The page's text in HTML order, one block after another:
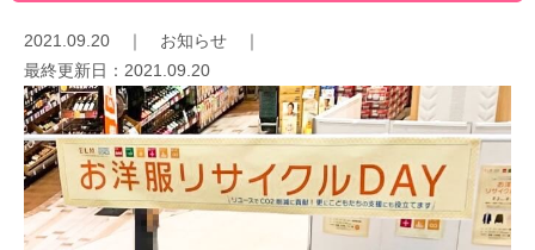
2021.09.20 ｜ お知らせ ｜
最終更新日： 2021.09.20